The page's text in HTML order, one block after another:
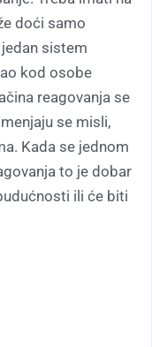
doći samo
sistem
kod osobe
reagovanja se
se misli,
Kada se jednom
to je dobar
ili će biti